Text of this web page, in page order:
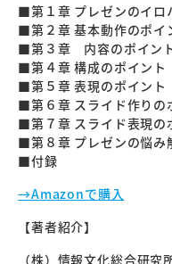
■第１章 プレゼンのイロ
■第２章 基本動作のポイ
■第３章 内容のポイン
■第４章 構成のポイント
■第５章 表現のポイント
■第６章 スライド作りの
■第７章 スライド表現の
■第８章 プレゼンの悩み
■付録
→Amazonで購入
【著者紹介】
（株）情報文化総合研究